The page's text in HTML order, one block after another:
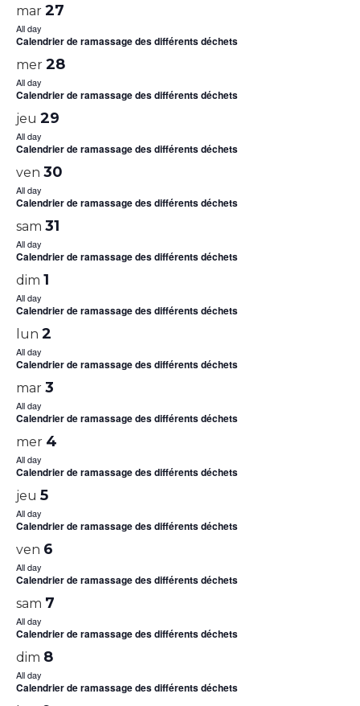
mar 27
All day
Calendrier de ramassage des différents déchets
mer 28
All day
Calendrier de ramassage des différents déchets
jeu 29
All day
Calendrier de ramassage des différents déchets
ven 30
All day
Calendrier de ramassage des différents déchets
sam 31
All day
Calendrier de ramassage des différents déchets
dim 1
All day
Calendrier de ramassage des différents déchets
lun 2
All day
Calendrier de ramassage des différents déchets
mar 3
All day
Calendrier de ramassage des différents déchets
mer 4
All day
Calendrier de ramassage des différents déchets
jeu 5
All day
Calendrier de ramassage des différents déchets
ven 6
All day
Calendrier de ramassage des différents déchets
sam 7
All day
Calendrier de ramassage des différents déchets
dim 8
All day
Calendrier de ramassage des différents déchets